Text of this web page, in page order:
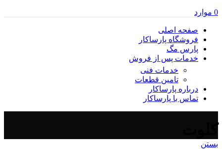
0 موارد
صفحه اصلی
فروشگاه پارساکار
پارس مگ
خدمات پس از فروش
خدمات فنی
تامین قطعات
درباره پارساکار
تماس با پارساکار
بستن